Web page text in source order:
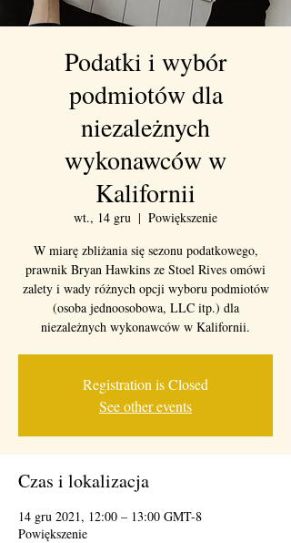
Podatki i wybór
podmiotów dla
niezależnych
wykonawców w
Kalifornii
wt., 14 gru
  |
Powiększenie
W miarę zbliżania się sezonu podatkowego,
prawnik Bryan Hawkins ze Stoel Rives omówi
zalety i wady różnych opcji wyboru podmiotów
(osoba jednoosobowa, LLC itp.) dla
niezależnych wykonawców w Kalifornii.
Registration is Closed
See other events
Czas i lokalizacja
14 gru 2021, 12:00 – 13:00 GMT-8
Powiększenie